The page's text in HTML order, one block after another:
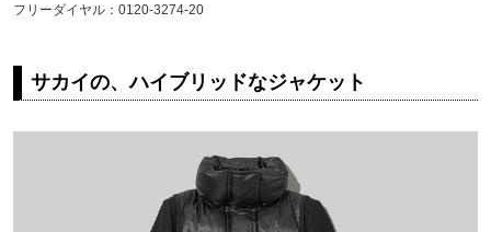
フリーダイヤル：0120-3274-20
サカイの、ハイブリッドなジャケット